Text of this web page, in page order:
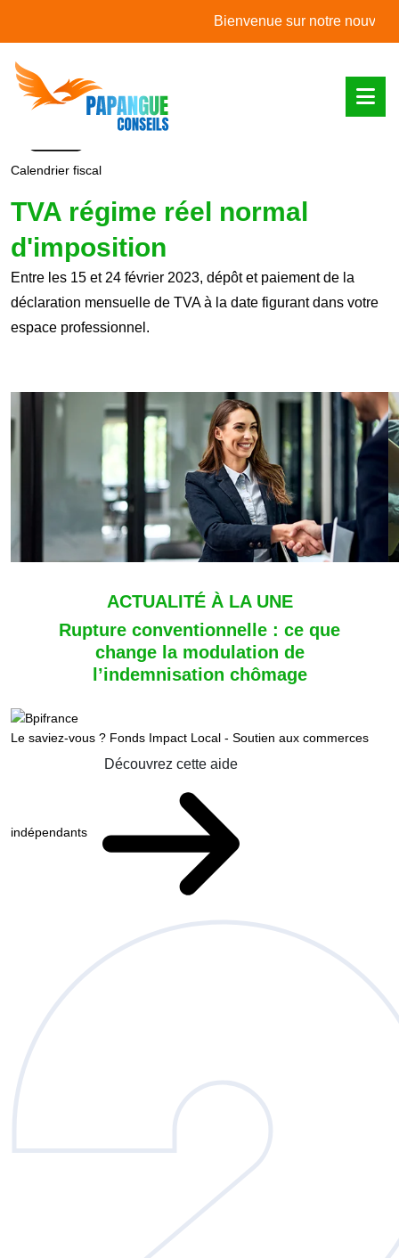
Bienvenue sur notre nouveau
L'actualité du mois
Calendrier fiscal
TVA régime réel normal
d'imposition
Entre les 15 et 24 février 2023, dépôt et paiement de la
déclaration mensuelle de TVA à la date figurant dans votre
espace professionnel.
ACTUALITÉ À LA UNE
Rupture conventionnelle : ce que
change la modulation de
l’indemnisation chômage
Le saviez-vous ? Fonds Impact Local - Soutien aux commerces
indépendants
Découvrez cette aide